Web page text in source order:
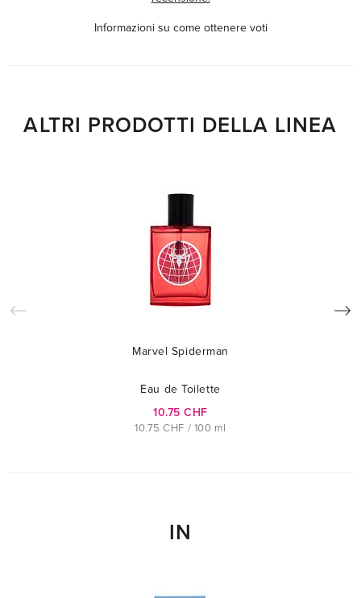
Informazioni su come ottenere voti
ALTRI PRODOTTI DELLA LINEA
Marvel Spiderman
Eau de Toilette
10.75 CHF
10.75 CHF / 100 ml
IN